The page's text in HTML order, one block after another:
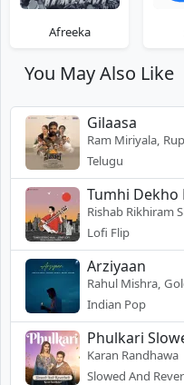
Afreeka
You May Also Like
Gilaasa
Ram Miriyala,
Telugu
Tumhi Dekho
Rishab Rikhiram
Lofi Flip
Arziyaan
Rahul Mishra,
Indian Pop
Phulkari
Karan Randhawa
Slowed And